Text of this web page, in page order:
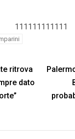
111111111111
ritrova
dato